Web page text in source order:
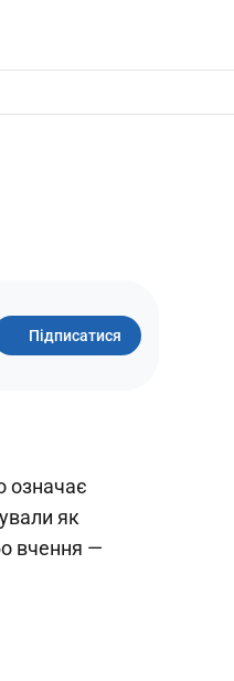
Підписатися
означає
як
вчення —